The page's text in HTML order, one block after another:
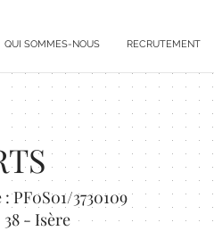
QUI SOMMES-NOUS RECRUTEMENT
PF0S01/3730109
- Isère